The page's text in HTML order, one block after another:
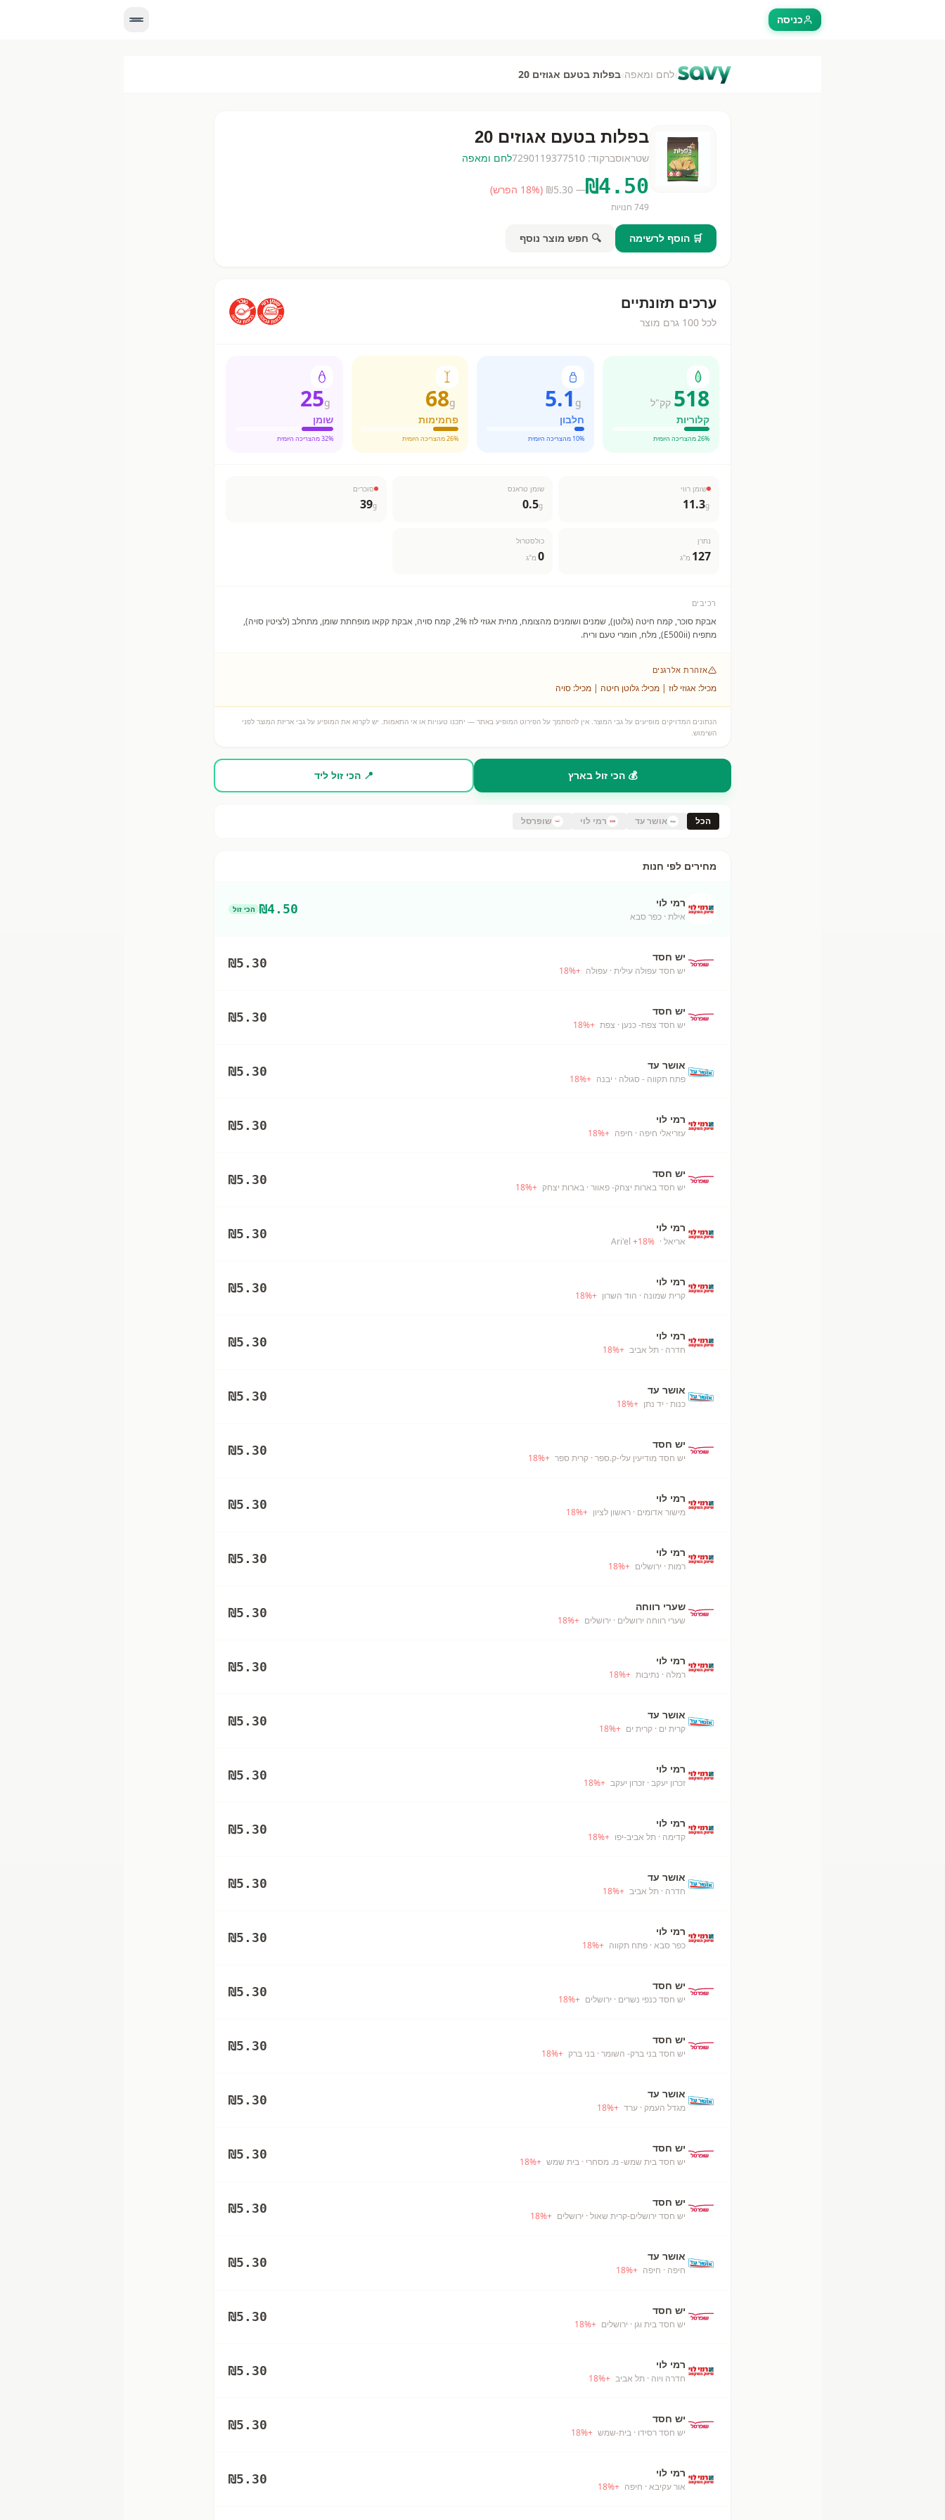
כניסה
›לחם ומאפה›בפלות בטעם אגוזים 20
בפלות בטעם אגוזים 20
שטראוסברקוד: 7290119377510לחם ומאפה
₪4.50
— ₪
5.30
(
18% הפרש)
749 חנויות
🛒 הוסף לרשימה 🔍 חפש מוצר נוסף
ערכים תזונתיים
לכל 100 גרם מוצר
518 קק"ל
קלוריות
26% מהצריכה היומית
5.1 g
חלבון
10% מהצריכה היומית
68g
פחמימות
26% מהצריכה היומית
25g
שומן
32% מהצריכה היומית
שומן רווי
11.3g
שומן טראנס
0.5g
סוכרים
39g
נתרן
127 מ"ג
כולסטרול
0 מ"ג
רכיבים
אבקת סוכר, קמח חיטה (גלוטן), שמנים ושומנים מהצומח, מחית אגוזי לוז 2%, קמח סויה, אבקת קקאו מופחתת שומן, מתחלב (לציטין סויה),
מתפיח (E500ii), מלח, חומרי טעם וריח.
אזהרת אלרגנים
מכיל: אגוזי לוז | מכיל: גלוטן חיטה | מכיל: סויה
הנתונים המדויקים מופיעים על גבי המוצר. אין להסתמך על הפירוט המופיע באתר — יתכנו טעויות או אי התאמות. יש לקרוא את המופיע על גבי אריזת המוצר לפני
השימוש.
💰 הכי זול בארץ 📍 הכי זול ליד
הכל אושר עד רמי לוי שופרסל
מחירים לפי חנות
רמי לוי
אילת · כפר סבא
₪4.50 הכי זול
יש חסד
יש חסד עפולה עילית · עפולה +
18%
₪5.30
יש חסד
יש חסד צפת- כנען · צפת +
18%
₪5.30
אושר עד
פתח תקווה - סגולה · יבנה +
18%
₪5.30
רמי לוי
עזריאלי חיפה · חיפה +
18%
₪5.30
יש חסד
יש חסד בארות יצחק- פאוור · בארות יצחק +
18%
₪5.30
רמי לוי
אריאל · Ari'el
+18%
₪5.30
רמי לוי
קרית שמונה · הוד השרון +
18%
₪5.30
רמי לוי
חדרה · תל אביב +
18%
₪5.30
אושר עד
כנות · יד נתן +
18%
₪5.30
יש חסד
יש חסד מודיעין עלי-ק.ספר · קרית ספר +
18%
₪5.30
רמי לוי
מישור אדומים · ראשון לציון +
18%
₪5.30
רמי לוי
רמות · ירושלים +
18%
₪5.30
שערי רווחה
שערי רווחה ירושלים · ירושלים +
18%
₪5.30
רמי לוי
רמלה · נתיבות +
18%
₪5.30
אושר עד
קרית ים · קרית ים +
18%
₪5.30
רמי לוי
זכרון יעקב · זכרון יעקב +
18%
₪5.30
רמי לוי
קדימה · תל אביב-יפו +
18%
₪5.30
אושר עד
חדרה · תל אביב +
18%
₪5.30
רמי לוי
כפר סבא · פתח תקווה +
18%
₪5.30
יש חסד
יש חסד כנפי נשרים · ירושלים +
18%
₪5.30
יש חסד
יש חסד בני ברק- השומר · בני ברק +
18%
₪5.30
אושר עד
מגדל העמק · ערד +
18%
₪5.30
יש חסד
יש חסד בית שמש- מ. מסחרי · בית שמש +
18%
₪5.30
יש חסד
יש חסד ירושלים-קרית שאול · ירושלים +
18%
₪5.30
אושר עד
חיפה · חיפה +
18%
₪5.30
יש חסד
יש חסד בית וגן · ירושלים +
18%
₪5.30
רמי לוי
חדרה ויוה · תל אביב +
18%
₪5.30
יש חסד
יש חסד רסידו · בית-שמש +
18%
₪5.30
רמי לוי
אור עקיבא · חיפה +
18%
₪5.30